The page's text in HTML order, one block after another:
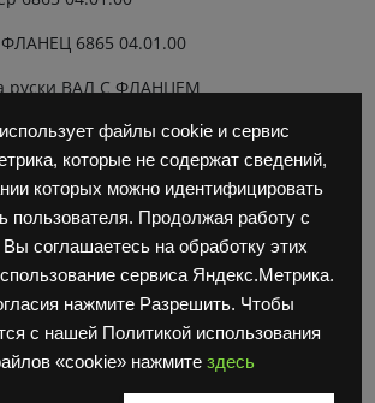
файлы cookie и сервис
которые не содержат сведений,
которых можно идентифицировать
пользователя. Продолжая работу с
соглашаетесь на обработку этих
сервиса Яндекс.Метрика.
нажмите Разрешить. Чтобы
с нашей Политикой использования
«cookie» нажмите здесь
6865 04.01.00
руски ВАЛ С ФЛАНЦЕМ
SHAFT WITH FLANGE